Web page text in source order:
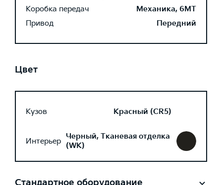
Коробка передач
Механика, 6MT
Привод
Передний
Цвет
Кузов Красный (CR5)
Интерьер Черный, Тканевая отделка
(WK)
Стандартное оборудование